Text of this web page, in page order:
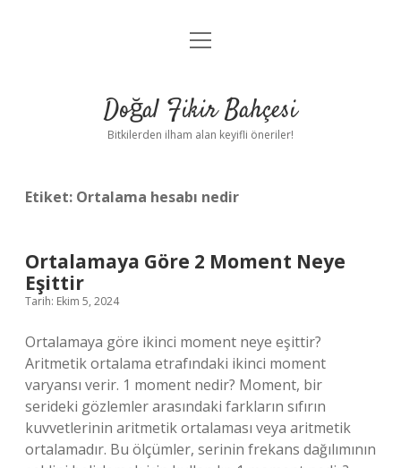
Anasayfa
Yasal Uyarı
menüyü
Doğal Fikir Bahçesi
Bitkilerden ilham alan keyifli öneriler!
Etiket: Ortalama hesabı nedir
Ortalamaya Göre 2 Moment Neye
Eşittir
Tarih: Ekim 5, 2024
Ortalamaya göre ikinci moment neye eşittir?
Aritmetik ortalama etrafındaki ikinci moment
varyansı verir. 1 moment nedir? Moment, bir
serideki gözlemler arasındaki farkların sıfırın
kuvvetlerinin aritmetik ortalaması veya aritmetik
ortalamadır. Bu ölçümler, serinin frekans dağılımının